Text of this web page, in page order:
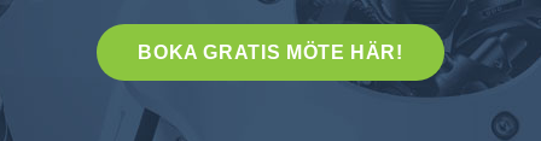
BOKA GRATIS MÖTE HÄR!